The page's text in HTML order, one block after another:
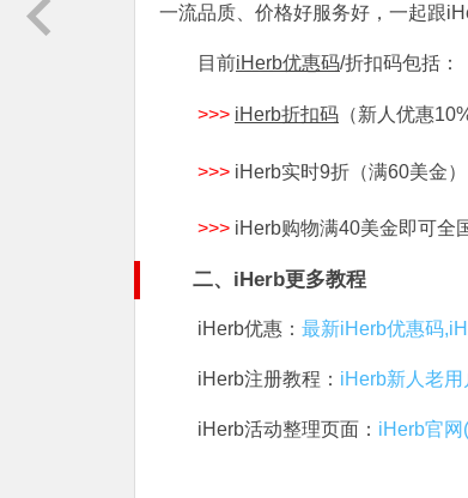
一流品质、价格好服务好，一起跟
目前iHerb优惠码/折扣码包括：
>>> iHerb折扣码 （新人优惠
>>> iHerb实时9折（满60美金）
>>> iHerb购物满40美金即可全
二、iHerb更多教程
iHerb优惠： 最新iHerb优惠码
iHerb注册教程： iHerb新人老
iHerb活动整理页面： iHerb官网